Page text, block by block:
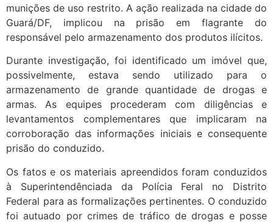
munições de uso restrito. A ação realizada na cidade do
Guará/DF, implicou na prisão em flagrante do
responsável pelo armazenamento dos produtos ilícitos.
Durante investigação, foi identificado um imóvel que,
possivelmente, estava sendo utilizado para o
armazenamento de grande quantidade de drogas e
armas. As equipes procederam com diligências e
levantamentos complementares que implicaram na
corroboração das informações iniciais e consequente
prisão do conduzido.
Os fatos e os materiais apreendidos foram conduzidos
à Superintendênciada da Polícia Feral no Distrito
Federal para as formalizações pertinentes. O conduzido
foi autuado por crimes de tráfico de drogas e posse